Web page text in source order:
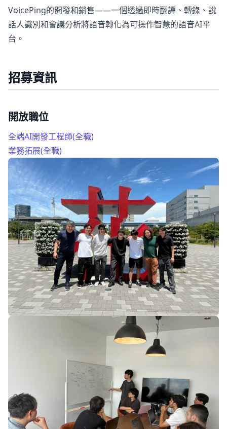
VoicePing的開發和銷售——一個透過即時翻譯、轉錄、說
話人識別和會議分析將語音轉化為可操作智慧的語音AI平
台。
招募資訊
開放職位
全端AI開發工程師(全職)
業務拓展(全職)